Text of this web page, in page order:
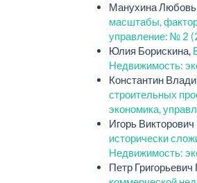
Манухина Любовь
масштабы,
управление: № 2
Юлия Борискина,
Недвижимость:
Константин
строительных
экономика,
Игорь
исторически
Недвижимость:
Петр